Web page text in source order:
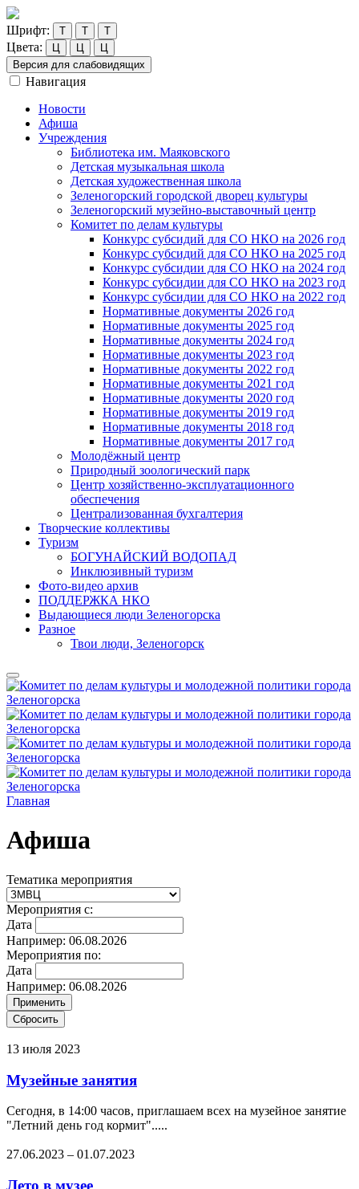
Шрифт: Т Т Т
Цвета: Ц Ц
Ц
Версия для слабовидящих
Навигация
Новости
Афиша
Учреждения
Библиотека им. Маяковского
Детская музыкальная школа
Детская художественная школа
Зеленогорский городской дворец культуры
Зеленогорский музейно-выставочный центр
Комитет по делам культуры
Конкурс субсидий для СО НКО на 2026 год
Конкурс субсидий для СО НКО на 2025 год
Конкурс субсидии для СО НКО на 2024 год
Конкурс субсидии для СО НКО на 2023 год
Конкурс субсидии для СО НКО на 2022 год
Нормативные документы 2026 год
Нормативные документы 2025 год
Нормативные документы 2024 год
Нормативные документы 2023 год
Нормативные документы 2022 год
Нормативные документы 2021 год
Нормативные документы 2020 год
Нормативные документы 2019 год
Нормативные документы 2018 год
Нормативные документы 2017 год
Молодёжный центр
Природный зоологический парк
Центр хозяйственно-эксплуатационного
обеспечения
Централизованная бухгалтерия
Творческие коллективы
Туризм
БОГУНАЙСКИЙ ВОДОПАД
Инклюзивный туризм
Фото-видео архив
ПОДДЕРЖКА НКО
Выдающиеся люди Зеленогорска
Разное
Твои люди, Зеленогорск
Главная
Афиша
Тематика мероприятия
Мероприятия с:
Дата
Например: 06.08.2026
Мероприятия по:
Дата
Например: 06.08.2026
13 июля 2023
Музейные занятия
Сегодня, в 14:00 часов, приглашаем всех на музейное занятие
"Летний день год кормит".....
27.06.2023 – 01.07.2023
Лето в музее